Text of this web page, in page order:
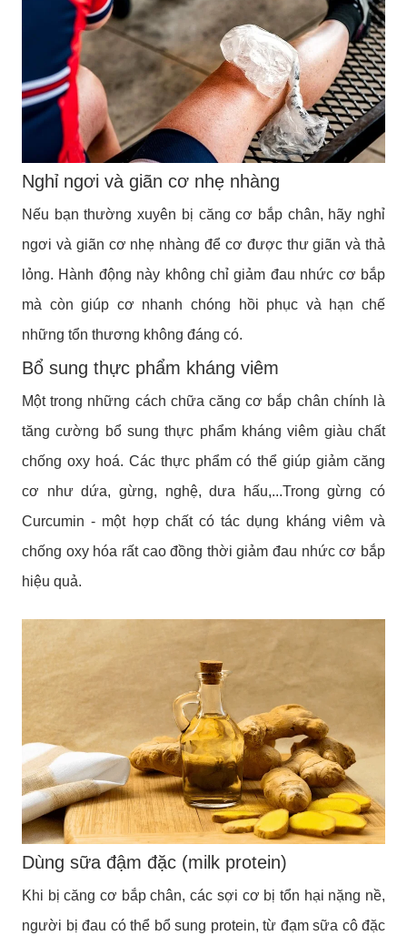
Nghỉ ngơi và giãn cơ nhẹ nhàng
Nếu bạn thường xuyên bị căng cơ bắp chân, hãy nghỉ
ngơi và giãn cơ nhẹ nhàng để cơ được thư giãn và thả
lỏng. Hành động này không chỉ giảm đau nhức cơ bắp
mà còn giúp cơ nhanh chóng hồi phục và hạn chế
những tổn thương không đáng có.
Bổ sung thực phẩm kháng viêm
Một trong những cách chữa căng cơ bắp chân chính là
tăng cường bổ sung thực phẩm kháng viêm giàu chất
chống oxy hoá. Các thực phẩm có thể giúp giảm căng
cơ như dứa, gừng, nghệ, dưa hấu,...Trong gừng có
Curcumin - một hợp chất có tác dụng kháng viêm và
chống oxy hóa rất cao đồng thời giảm đau nhức cơ bắp
hiệu quả.
Dùng sữa đậm đặc (milk protein)
Khi bị căng cơ bắp chân, các sợi cơ bị tổn hại nặng nề,
người bị đau có thể bổ sung protein, từ đạm sữa cô đặc